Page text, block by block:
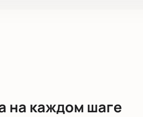
на каждом шаге